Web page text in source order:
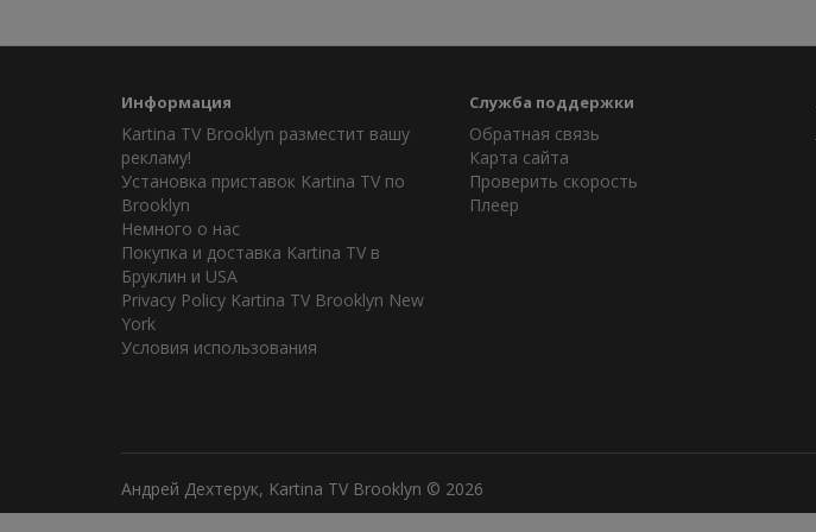
Информация
Kartina TV Brooklyn разместит вашу
рекламу!
Установка приставок Kartina TV по
Brooklyn
Немного о нас
Покупка и доставка Kartina TV в
Бруклин и USA
Privacy Policy Kartina TV Brooklyn New
York
Условия использования
Служба поддержки
Обратная связь
Карта сайта
Проверить скорость
Плеер
Андрей Дехтерук, Kartina TV Brooklyn © 2026